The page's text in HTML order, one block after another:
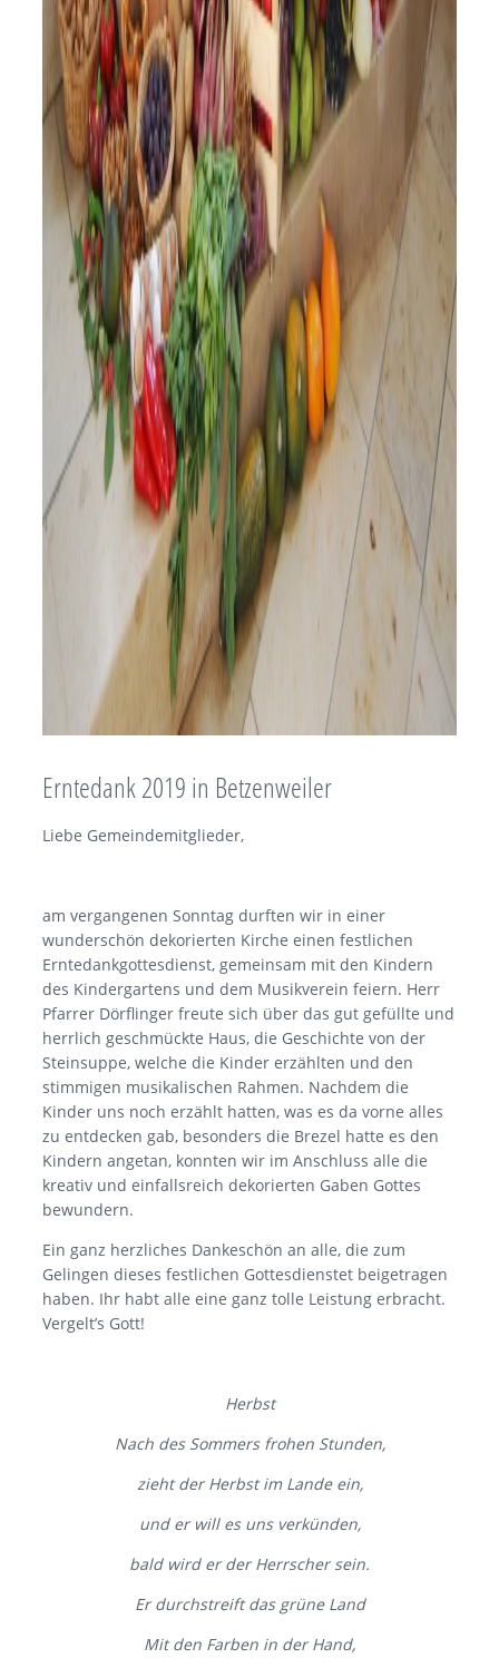
Erntedank 2019 in Betzenweiler
Liebe Gemeindemitglieder,
am vergangenen Sonntag durften wir in einer
wunderschön dekorierten Kirche einen festlichen
Erntedankgottesdienst, gemeinsam mit den Kindern
des Kindergartens und dem Musikverein feiern. Herr
Pfarrer Dörflinger freute sich über das gut gefüllte und
herrlich geschmückte Haus, die Geschichte von der
Steinsuppe, welche die Kinder erzählten und den
stimmigen musikalischen Rahmen. Nachdem die
Kinder uns noch erzählt hatten, was es da vorne alles
zu entdecken gab, besonders die Brezel hatte es den
Kindern angetan, konnten wir im Anschluss alle die
kreativ und einfallsreich dekorierten Gaben Gottes
bewundern.
Ein ganz herzliches Dankeschön an alle, die zum
Gelingen dieses festlichen Gottesdienstet beigetragen
haben. Ihr habt alle eine ganz tolle Leistung erbracht.
Vergelt’s Gott!
Herbst
Nach des Sommers frohen Stunden,
zieht der Herbst im Lande ein,
und er will es uns verkünden,
bald wird er der Herrscher sein.
Er durchstreift das grüne Land
Mit den Farben in der Hand,